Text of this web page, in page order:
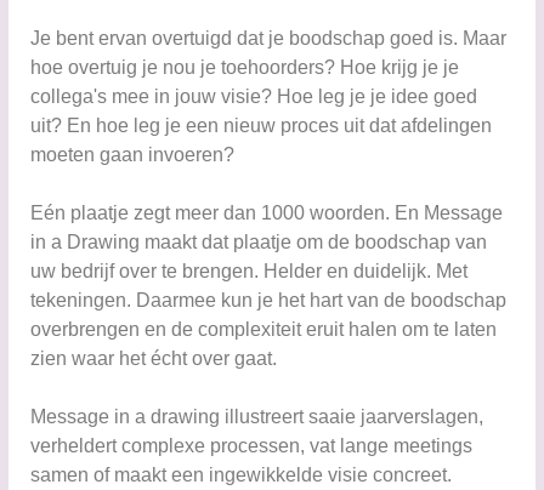
Je bent ervan overtuigd dat je boodschap goed is. Maar
hoe overtuig je nou je toehoorders? Hoe krijg je je
collega's mee in jouw visie? Hoe leg je je idee goed
uit? En hoe leg je een nieuw proces uit dat afdelingen
moeten gaan invoeren?
Eén plaatje zegt meer dan 1000 woorden. En Message
in a Drawing maakt dat plaatje om de boodschap van
uw bedrijf over te brengen. Helder en duidelijk. Met
tekeningen. Daarmee kun je het hart van de boodschap
overbrengen en de complexiteit eruit halen om te laten
zien waar het écht over gaat.
Message in a drawing illustreert saaie jaarverslagen,
verheldert complexe processen, vat lange meetings
samen of maakt een ingewikkelde visie concreet.